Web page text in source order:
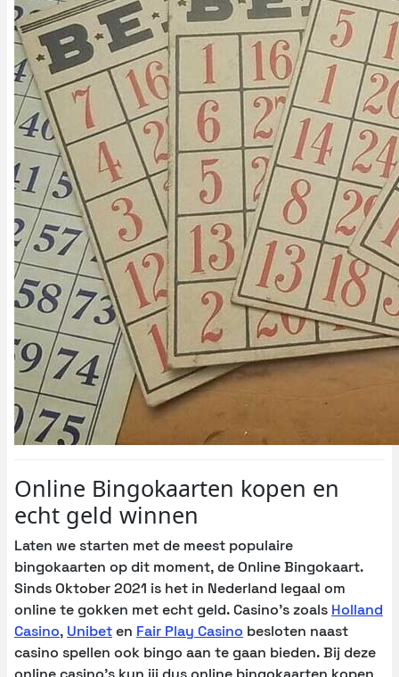
Online Bingokaarten kopen en
echt geld winnen
Laten we starten met de meest populaire
bingokaarten op dit moment, de Online Bingokaart.
Sinds Oktober 2021 is het in Nederland legaal om
online te gokken met echt geld. Casino’s zoals Holland
Casino, Unibeten Fair Play Casino besloten naast
casino spellen ook bingo aan te gaan bieden. Bij deze